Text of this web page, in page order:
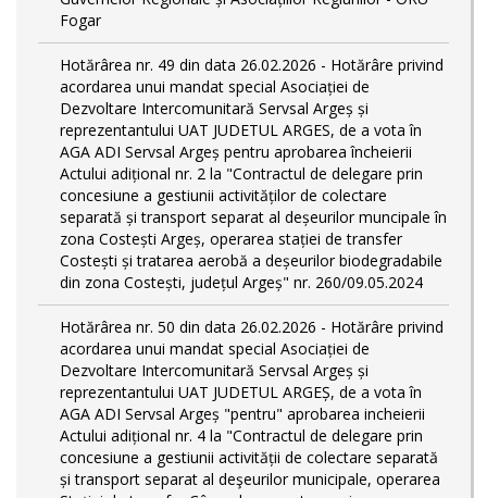
Fogar
Hotărârea nr. 49 din data 26.02.2026 - Hotărâre privind
acordarea unui mandat special Asociației de
Dezvoltare Intercomunitară Servsal Argeș și
reprezentantului UAT JUDETUL ARGES, de a vota în
AGA ADI Servsal Argeș pentru aprobarea încheierii
Actului adițional nr. 2 la "Contractul de delegare prin
concesiune a gestiunii activităților de colectare
separată și transport separat al deșeurilor muncipale în
zona Costești Argeș, operarea stației de transfer
Costești și tratarea aerobă a deșeurilor biodegradabile
din zona Costești, județul Argeș" nr. 260/09.05.2024
Hotărârea nr. 50 din data 26.02.2026 - Hotărâre privind
acordarea unui mandat special Asociației de
Dezvoltare Intercomunitară Servsal Argeș și
reprezentantului UAT JUDETUL ARGEȘ, de a vota în
AGA ADI Servsal Argeș "pentru" aprobarea incheierii
Actului adițional nr. 4 la "Contractul de delegare prin
concesiune a gestiunii activității de colectare separată
și transport separat al deşeurilor municipale, operarea